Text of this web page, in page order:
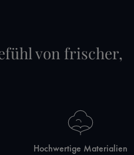
von frischer,
Hochwertige Materialien